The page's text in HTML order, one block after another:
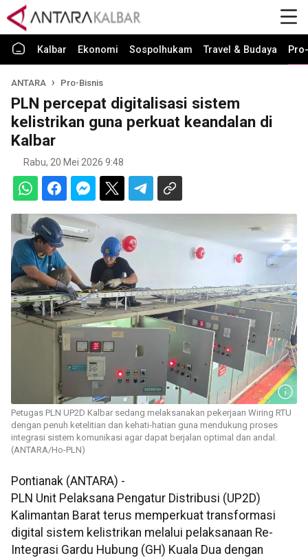
Kalbar Ekonomi Sospolhukam Travel & Budaya
ANTARA Pro-Bisnis
PLN percepat digitalisasi sistem
kelistrikan guna perkuat keandalan di
Kalbar
Rabu, 20 Mei 2026 9:48
Petugas PLN UP2D Kalbar sedang melaksanakan pekerjaan Wiring RTU
dengan penuh ketelitian dan kehati-hatian guna mendukung proses
integrasi sistem komunikasi agar dapat berjalan optimal dan andal.
(ANTARA/Ho-PLN)
Pontianak (ANTARA) -
PLN Unit Pelaksana Pengatur Distribusi (UP2D)
Kalimantan Barat terus memperkuat transformasi
digital sistem kelistrikan melalui pelaksanaan Re-
Integrasi Gardu Hubung (GH) Kuala Dua dengan